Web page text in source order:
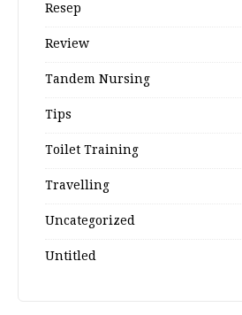
Resep
Review
Tandem Nursing
Tips
Toilet Training
Travelling
Uncategorized
Untitled